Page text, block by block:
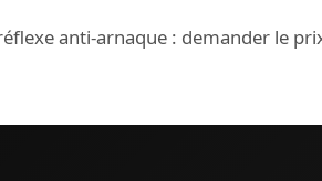
anti-arnaque : demander le